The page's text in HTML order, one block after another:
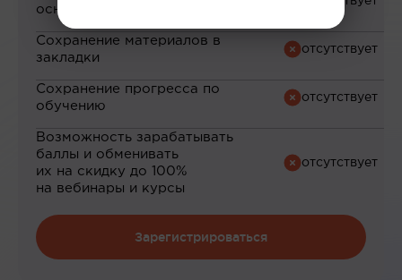
основе ваших интересов
Сохранение материалов в
закладки
Сохранение прогресса по
обучению
Возможность зарабатывать
баллы и обменивать
их на скидку до 100%
на вебинары и курсы
Зарегистрироваться